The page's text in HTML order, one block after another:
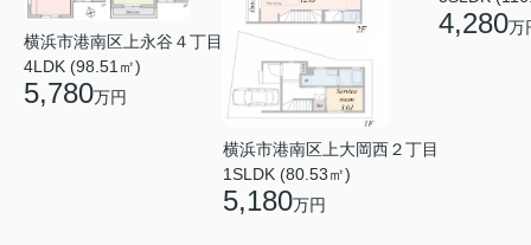
横浜市港南区上永谷４丁目
4LDK (98.51㎡)
5,780万円
横浜市港南区上大岡西２丁目
1SLDK (80.53㎡)
5,180万円
4,280万